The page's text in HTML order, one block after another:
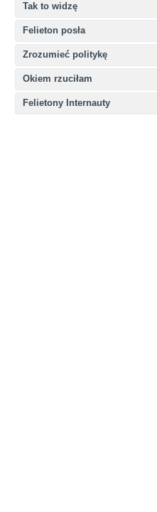
Tak to widzę
Felieton posła
Zrozumieć politykę
Okiem rzuciłam
Felietony Internauty